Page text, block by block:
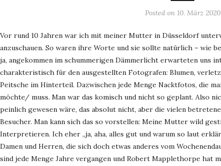
Posted on 10. März 2020
Vor rund 10 Jahren war ich mit meiner Mutter in Düsseldorf
anzuschauen. So waren ihre Worte und sie sollte natürlich – wie
ja, angekommen im schummerigen Dämmerlicht erwarteten uns
charakteristisch für den ausgestellten Fotografen: Blumen,
Peitsche im Hinterteil. Dazwischen jede Menge Nacktfotos, die
möchte/ muss. Man war das komisch und nicht so geplant. Also
peinlich gewesen wäre, das absolut nicht, aber die vielen
Besucher. Man kann sich das so vorstellen: Meine Mutter wild
Interpretieren. Ich eher „ja, aha, alles gut und warum so laut
Damen und Herren, die sich doch etwas anderes vom
sind jede Menge Jahre vergangen und Robert Mapplethorpe hat